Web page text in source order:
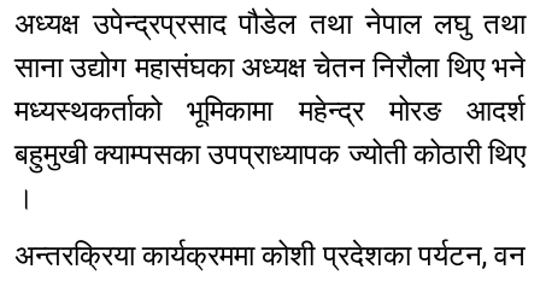
अध्यक्ष उपेन्द्रप्रसाद पौडेल तथा नेपाल लघु तथा
साना उद्योग महासंघका अध्यक्ष चेतन निरौला थिए भने
मध्यस्थकर्ताको भूमिकामा महेन्द्र मोरङ आदर्श
बहुमुखी क्याम्पसका उपप्राध्यापक ज्योती कोठारी थिए
।
अन्तरक्रिया कार्यक्रममा कोशी प्रदेशका पर्यटन, वन